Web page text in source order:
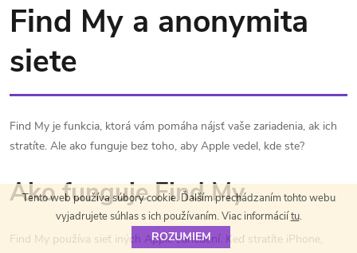
Tento web používa súbory cookie. Ďalším prechádzaním tohto webu
vyjadrujete súhlas s ich používaním. Viac informáciítu.
ROZUMIEM
Find My a anonymita
siete
Find My je funkcia, ktorá vám pomáha nájsť vaše zariadenia, ak ich
stratíte. Ale ako funguje bez toho, aby Apple vedel, kde ste?
Ako funguje Find My
Find My používa sieť iných Apple zariadení. Keď stratíte iPhone,